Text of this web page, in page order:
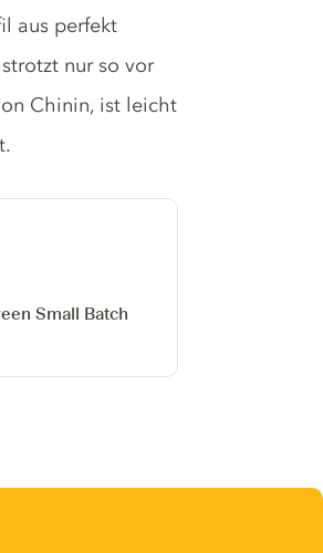
aus perfekt
nur so vor
Chinin, ist leicht
Small Batch